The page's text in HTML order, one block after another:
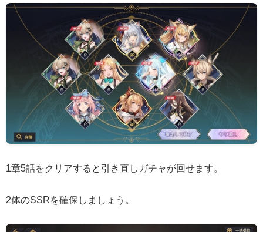
1章5話をクリアすると引き直しガチャが回せます。
2体のSSRを確保しましょう。